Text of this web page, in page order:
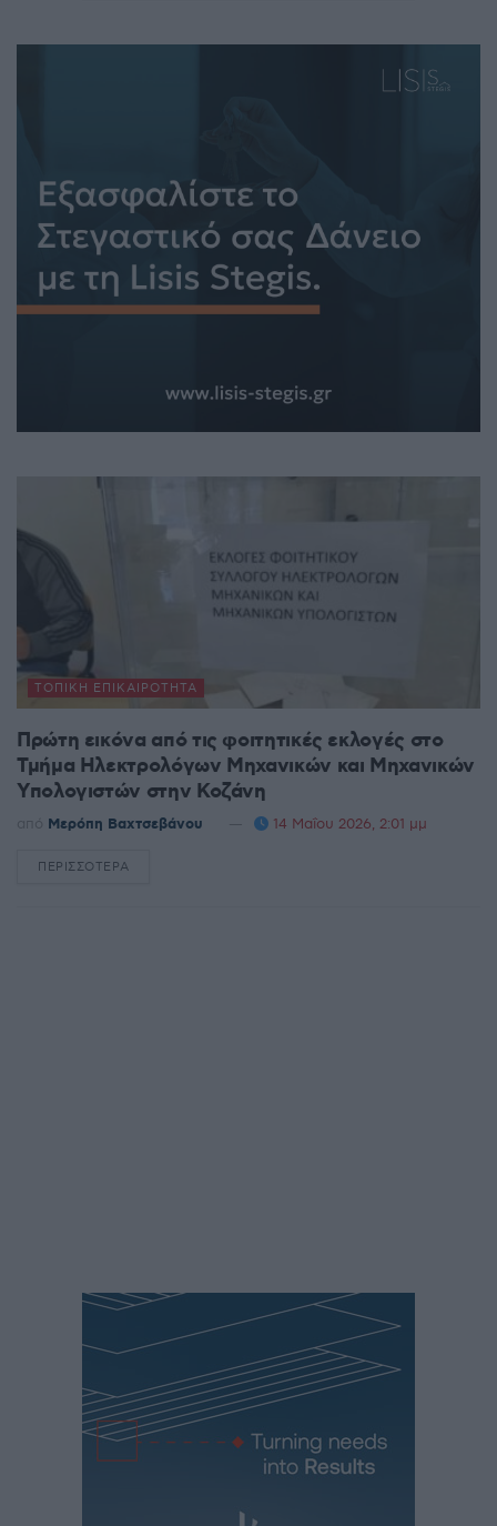
ΤΟΠΙΚΉ ΕΠΙΚΑΙΡΌΤΗΤΑ
Πρώτη εικόνα από τις φοιτητικές εκλογές στο
Τμήμα Ηλεκτρολόγων Μηχανικών και Μηχανικών
Υπολογιστών στην Κοζάνη
από Μερόπη Βαχτσεβάνου 14 Μαΐου 2026, 2:01 μμ
ΠΕΡΙΣΣΌΤΕΡΑ